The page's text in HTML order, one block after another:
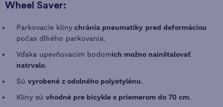
Wheel Saver:
Parkovacie kliny chránia pneumatiky pred deformáciou
počas dlhého parkovania.
Vďaka upevňovacím bodomich možno nainštalovať
natrvalo.
Sú vyrobené z odolného polyetylénu.
Kliny sú vhodné pre bicykle s priemerom do 70 cm.